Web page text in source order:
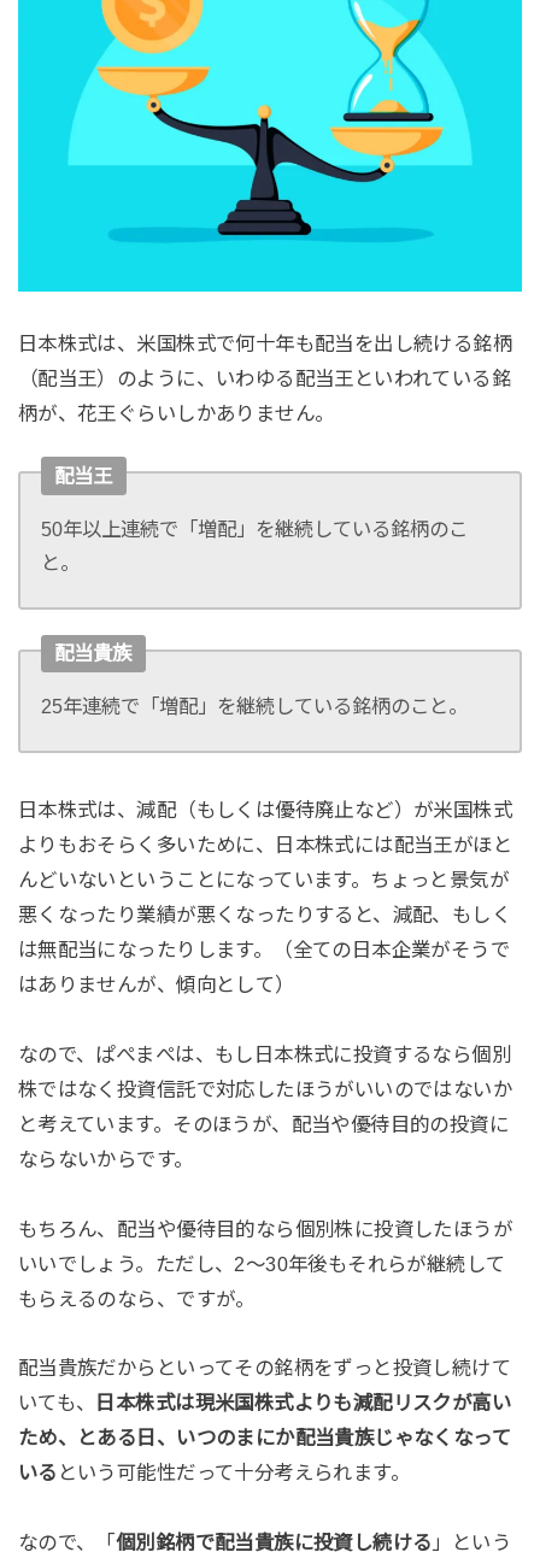
日本株式は、米国株式で何十年も配当を出し続ける銘柄
（配当王）のように、いわゆる配当王といわれている銘
柄が、花王ぐらいしかありません。
配当王
50年以上連続で「増配」を継続している銘柄のこ
と。
配当貴族
25年連続で「増配」を継続している銘柄のこと。
日本株式は、減配（もしくは優待廃止など）が米国株式
よりもおそらく多いために、日本株式には配当王がほと
んどいないということになっています。ちょっと景気が
悪くなったり業績が悪くなったりすると、減配、もしく
は無配当になったりします。（全ての日本企業がそうで
はありませんが、傾向として）
なので、ぱぺまぺは、もし日本株式に投資するなら個別
株ではなく投資信託で対応したほうがいいのではないか
と考えています。そのほうが、配当や優待目的の投資に
ならないからです。
もちろん、配当や優待目的なら個別株に投資したほうが
いいでしょう。ただし、2～30年後もそれらが継続して
もらえるのなら、ですが。
配当貴族だからといってその銘柄をずっと投資し続けて
いても、
日本株式は現米国株式よりも減配リスクが高い
ため、とある日、いつのまにか配当貴族じゃなくなって
いる という可能性だって十分考えられます。
なので、「個別銘柄で配当貴族に投資し続ける 」という